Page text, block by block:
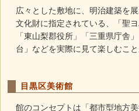
広々とした敷地に、明治建築を
文化財に指定されている、「聖
「東山梨郡役所」「三重県庁舎
台」などを実際に見て楽しむこと
目黒区美術館
館のコンセプトは「都市型地方